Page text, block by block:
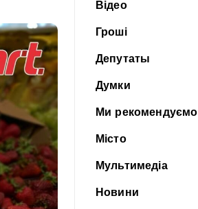
Відео
Гроші
Депутаты
Думки
Ми рекомендуємо
Місто
Мультимедіа
Новини